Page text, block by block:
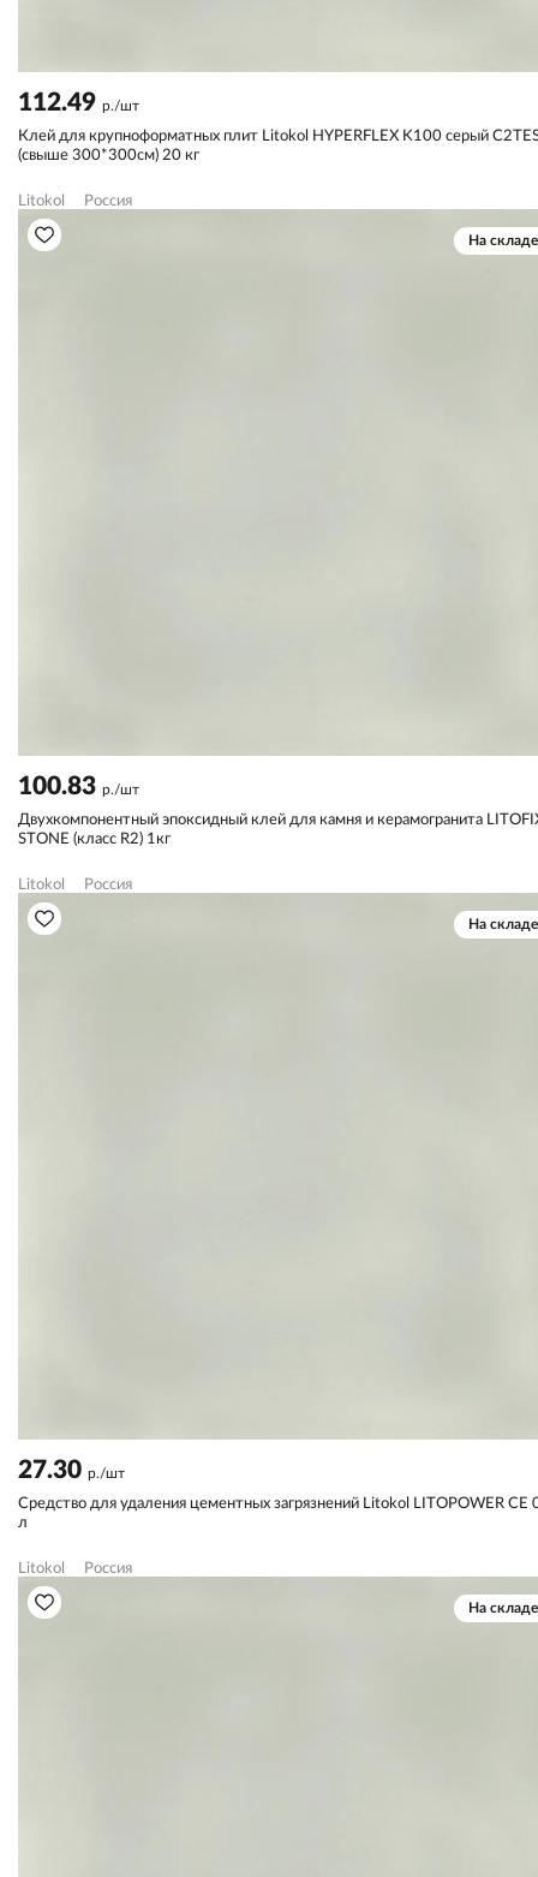
112.49 р./шт
Клей для крупноформатных плит Litokol HYPERFLEX K100 серый
(свыше 300*300см) 20 кг
Litokol Россия
На складе
100.83 р./шт
Двухкомпонентный эпоксидный клей для камня и керамогранита
STONE (класс R2) 1кг
Litokol Россия
На складе
27.30 р./шт
Средство для удаления цементных загрязнений Litokol LITOPOWER CE
л
Litokol Россия
На складе